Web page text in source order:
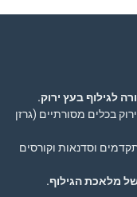
לגילוף בעץ ירוק.
בכלים מסורתיים (גרזן
וסדנאות וקורסים
מלאכת הגילוף.